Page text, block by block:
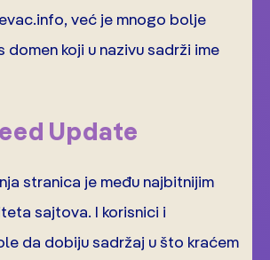
već je mnogo bolje
domen koji u nazivu sadrži ime
Update
stranica je među najbitnijim
sajtova. I korisnici i
da dobiju sadržaj u što kraćem